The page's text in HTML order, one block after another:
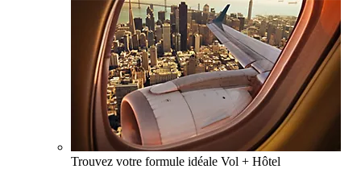
Trouvez votre formule idéale Vol + Hôtel